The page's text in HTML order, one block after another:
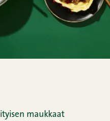
maukkaat